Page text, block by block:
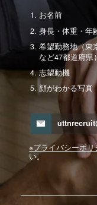
お名前
身長・体重・年
希望勤務地（東
など47都道府県）
志望動機
顔がわかる写真
※プライバシーポリ
い。